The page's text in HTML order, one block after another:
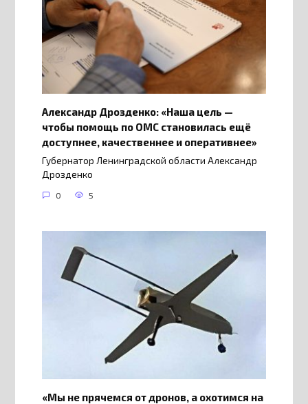
Александр Дрозденко: «Наша цель —
чтобы помощь по ОМС становилась ещё
доступнее, качественнее и оперативнее»
Губернатор Ленинградской области Александр
Дрозденко
0 5
«Мы не прячемся от дронов, а охотимся на